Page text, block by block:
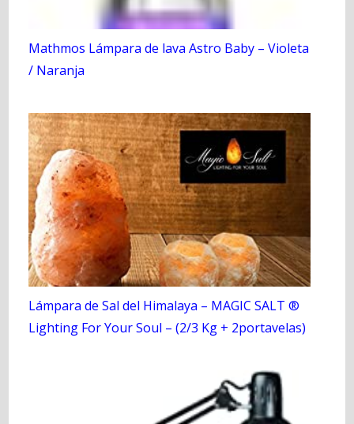
Mathmos Lámpara de lava Astro Baby – Violeta
/ Naranja
Lámpara de Sal del Himalaya – MAGIC SALT ®
Lighting For Your Soul – (2/3 Kg + 2portavelas)